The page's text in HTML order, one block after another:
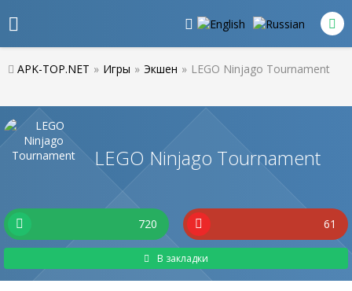
APK-TOP.NET » Игры » Экшен » LEGO Ninjago Tournament
LEGO Ninjago Tournament
720 61
В закладки